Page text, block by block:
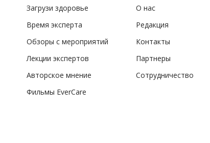
Загрузи здоровье
Время эксперта
Обзоры с мероприятий
Лекции экспертов
Авторское мнение
Фильмы EverCare
О нас
Редакция
Контакты
Партнеры
Сотрудничество